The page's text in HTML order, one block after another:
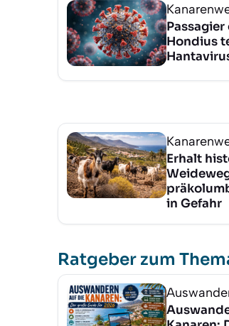
Passagier
Hondius
Erhalt
in Gefahr
Ratgeber zum